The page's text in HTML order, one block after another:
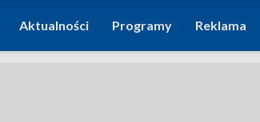
Aktualności Programy Reklama